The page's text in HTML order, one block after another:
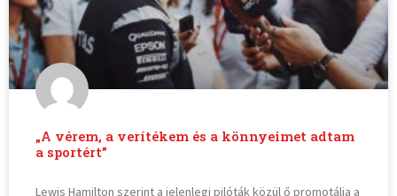
„A vérem, a verítékem és a könnyeimet adtam
a sportért”
Lewis Hamilton szerint a jelenlegi pilóták közül ő promotálja a